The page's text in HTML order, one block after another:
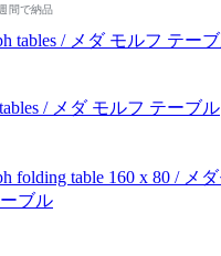
間で納品
/ メダ モルフ テーブル